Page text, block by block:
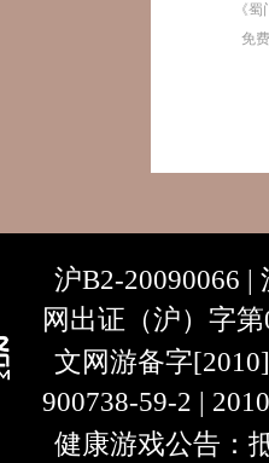
《
免
沪B2-20090066 |
网出证（沪）字
文网游备字
900738-59-2 |
健康游戏公告：